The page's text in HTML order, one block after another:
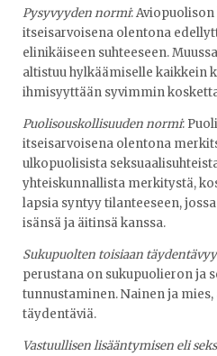
Pysyvyyden normi:
itseisarvoisena olentona
elinikäiseen suhteeseen.
altistuu hylkäämiselle kaikkein
ihmisyyttään syvimmin
Puolisouskollisuuden normi:
itseisarvoisena olentona
ulkopuolisista
yhteiskunnallista merkitystä,
lapsia syntyy tilanteeseen,
isänsä ja äitinsä kanssa.
Sukupuolten toisiaan
perustana on sukupuolieron ja
tunnustaminen. Nainen ja
täydentäviä.
Vastuullisen lisääntymisen eli